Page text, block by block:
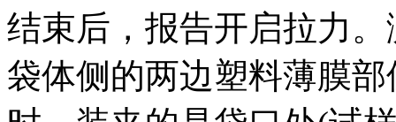
结束后，报告开启拉力
袋体侧的两边塑料薄膜